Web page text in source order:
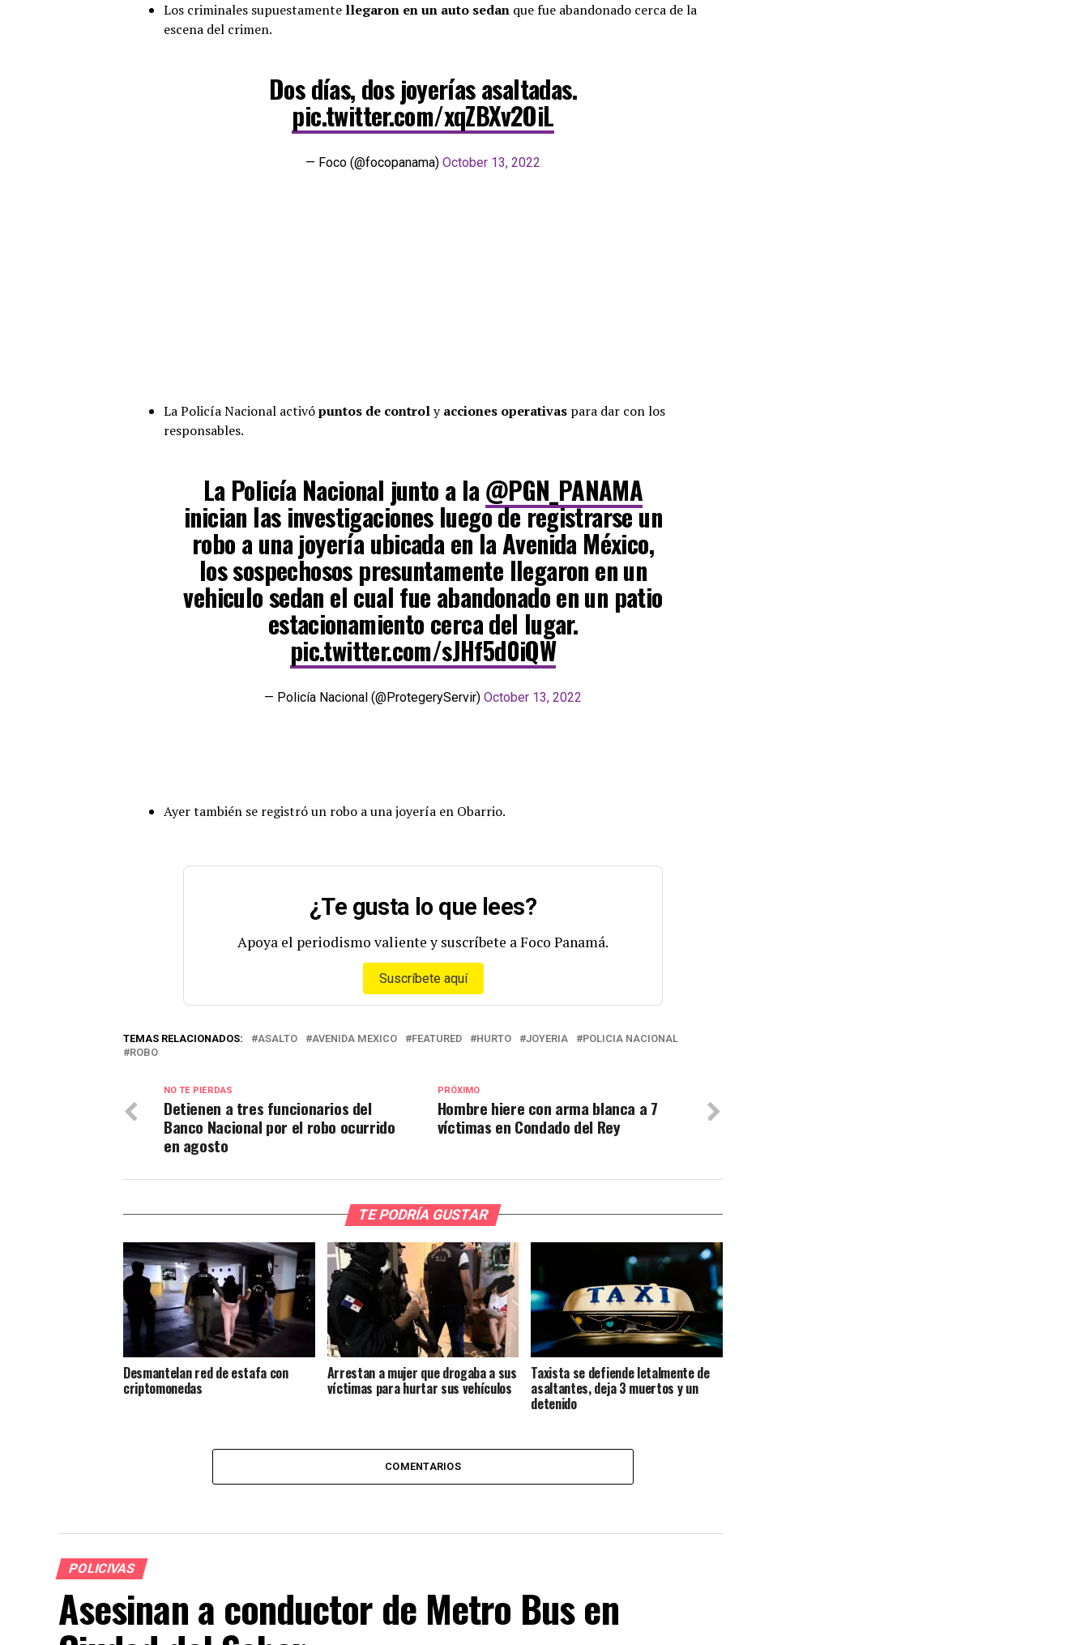
Los criminales supuestamente llegaron en un auto sedan que fue abandonado cerca de la
escena del crimen.
Dos días, dos joyerías asaltadas.
pic.twitter.com/xqZBXv2OiL
— Foco (@focopanama) October 13, 2022
La Policía Nacional activópuntos de controlyacciones operativas para dar con los
responsables.
La Policía Nacional junto a la @PGN_PANAMA
inician las investigaciones luego de registrarse un
robo a una joyería ubicada en la Avenida México,
los sospechosos presuntamente llegaron en un
vehiculo sedan el cual fue abandonado en un patio
estacionamiento cerca del lugar.
pic.twitter.com/sJHf5d0iQW
— Policía Nacional (@ProtegeryServir) October 13, 2022
Ayer también se registró un robo a una joyería en Obarrio.
¿Te gusta lo que lees?
Apoya el periodismo valiente y suscríbete a Foco Panamá.
Suscríbete aquí
TEMAS RELACIONADOS: ASALTO AVENIDA MEXICO FEATURED HURTO JOYERIA
POLICIA NACIONAL
ROBO
PRÓXIMO
Hombre hiere con arma blanca a 7
víctimas en Condado del Rey
NO TE PIERDAS
Detienen a tres funcionarios del
Banco Nacional por el robo ocurrido
en agosto
TE PODRÍA GUSTAR
Desmantelan red de estafa con
criptomonedas
Arrestan a mujer que drogaba a sus
víctimas para hurtar sus vehículos
Taxista se defiende letalmente de
asaltantes, deja 3 muertos y un
detenido
COMENTARIOS
POLICIVAS
Asesinan a conductor de Metro Bus en